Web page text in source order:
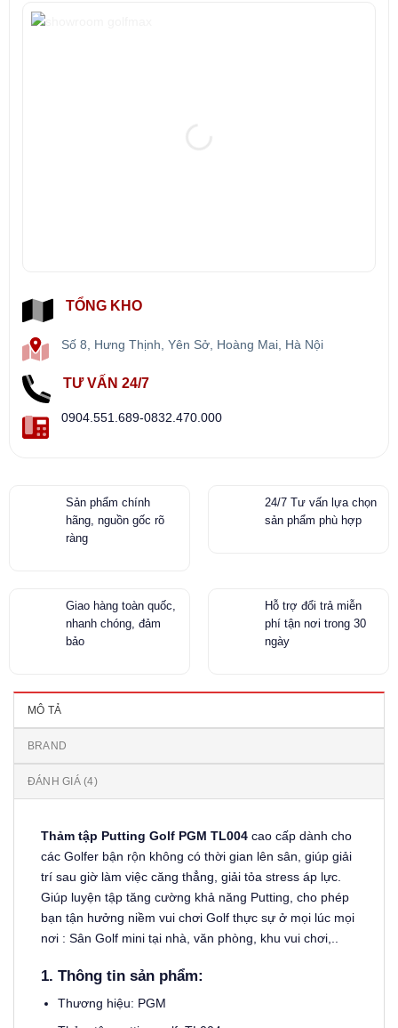
TỔNG KHO
Số 8, Hưng Thịnh, Yên Sở, Hoàng Mai, Hà Nội
TƯ VẤN 24/7
0904.551.689-0832.470.000
Sản phẩm chính
hãng, nguồn gốc rõ
ràng
24/7 Tư vấn lựa chọn
sản phẩm phù hợp
Giao hàng toàn quốc,
nhanh chóng, đảm
bảo
Hỗ trợ đổi trả miễn
phí tận nơi trong 30
ngày
MÔ TẢ
BRAND
ĐÁNH GIÁ (4)
Thảm tập Putting Golf PGM TL004 cao cấp dành cho
các Golfer bận rộn không có thời gian lên sân, giúp giải
trí sau giờ làm việc căng thẳng, giải tỏa stress áp lực.
Giúp luyện tập tăng cường khả năng Putting, cho phép
bạn tận hưởng niềm vui chơi Golf thực sự ở mọi lúc mọi
nơi : Sân Golf mini tại nhà, văn phòng, khu vui chơi,..
1. Thông tin sản phẩm:
Thương hiệu: PGM